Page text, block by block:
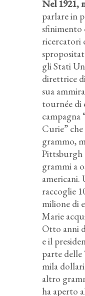
Nel 1921,
parlare in
sfinimento
ricercatori
gli Stati
direttrice
sua
tournée di
campagna
Curie”
grammo,
Pittsburgh
grammi a
americani.
raccoglie
milione di
Marie
Otto anni
e il
parte delle
mila
altro
ha aperto